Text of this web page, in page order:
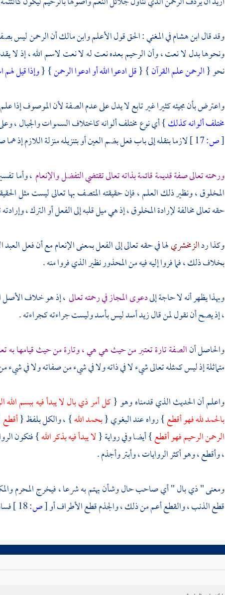
وقد قالابن هشامفي المغني : الحق قول الأعلموابن مالكأن الرحمن ليس
ونحوها بدل لا نعت ، وأن الرحيم بعده نعت له لا نعت لاسم الله ، إذ لا
نحو {الرحمن علم القرآن} {قل ادعوا الله أو ادعوا الرحمن} {وإذا قيل
واعترض بأن مجيئه كثيرا غير تابع لا يدل على عدم الصفة لأن الموصوف إذا
مختلف ألوانه كذلك} أي نوع مختلف ألوانه كاختلاف السموات والجبال ،
[ص:
لازما بنقله إلى باب فعل بضم العين أو بتنزيله منزلة اللازم إذ
ورحمته تعالى صفة قديمة قائمة بذاته تعالى تقتضي التفضل والإنعام ، وأما
المخلوق ، ونظير ذلك العلم ، فإن حقيقته المتصف بها تعالى ليست مثل
حقه تعالى مخالفة لإرادة المخلوق ، إذ هي ميل قلبه إلى الفعل أو الترك ،
وكذا ردالزمخشريلها في حقه تعالى إلى الفعل بمعنى الإنعام مع أن فعل
بخلاف ذلك ، فما فروا إليه فيه من المحذور نظير الذي فروا منه .
وبهذا يظهر أنه لا حاجة إلىدعوى المجاز في رحمته تعالى، إذ هو خلاف الأصل
، إذ يصح أن نقول لمن قال زيد أسد ليس بأسد وليست جراءته كجراءته .
والحاصل أنالصفة تارة تعتبر من حيث هي هي ، وتارة من حيث قيامها به
متماثلة إذ ليس كمثله تعالى شيء لا في ذاته ولا في شيء من صفاته ولا في شيء
واعلم أن الحديث الذي قدمناه وهو {كل أمر ذي بال لا يبدأ فيه ببسم الله
بالحمد لله فهو أقطع} رواه عندالبغوي{بحمد الله} ، والكل بلفظ {أقطع
الرحمن الرحيم فهو أقطع} أيضا وفي رواية {لا يبدأ فيه بذكر الله} فتكون
، وأقطع ، وهو أكثر الروايات ، وأبتر وأجذم .
ومعنى " ذي بال " أي صاحب حال وشأن يهتم به شرعا ، فيخرج المحرم
قطع الذنب ، والقطع أعم من ذلك ، والجذم قطع الأطراف أو[ص: